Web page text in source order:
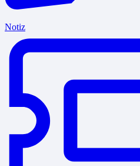
Notiz